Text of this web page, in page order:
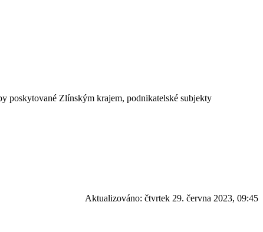
poskytované Zlínským krajem, podnikatelské subjekty
Aktualizováno: čtvrtek 29. června 2023, 09:45